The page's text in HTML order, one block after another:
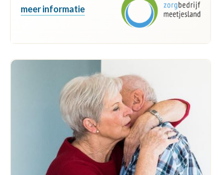
meer informatie